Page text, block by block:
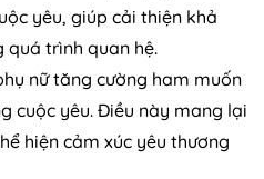
yêu, giúp cải thiện khả
trình quan hệ.
nữ tăng cường ham muốn
cuộc yêu. Điều này mang lại
hiện cảm xúc yêu thương